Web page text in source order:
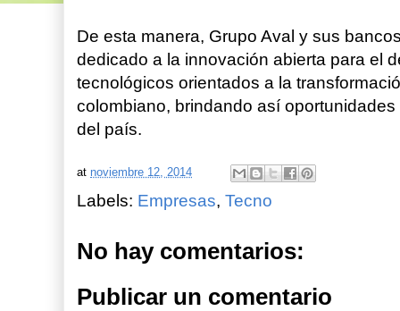
De esta manera, Grupo Aval y sus
dedicado a la innovación abierta para el
tecnológicos orientados a la
colombiano, brindando así
del país.
at noviembre 12, 2014
Labels: Empresas,Tecno
No hay comentarios:
Publicar un comentario